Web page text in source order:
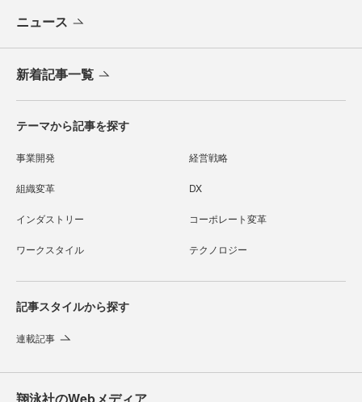
ニュース
新着記事一覧
テーマから記事を探す
事業開発 経営戦略
組織変革 DX
インダストリー コーポレート変革
ワークスタイル テクノロジー
記事スタイルから探す
連載記事
翔泳社のWebメディア